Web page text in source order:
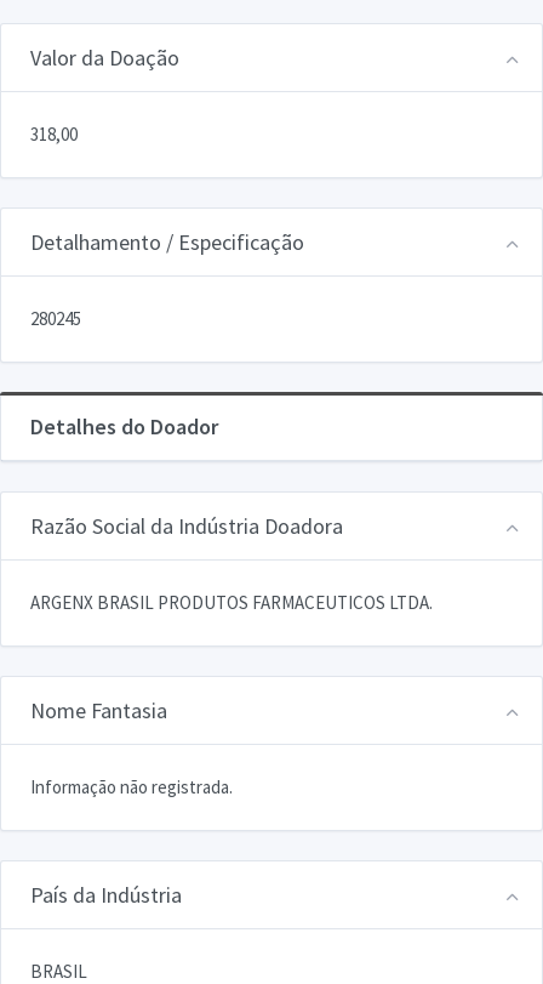
Valor da Doação
318,00
Detalhamento / Especificação
280245
Detalhes do Doador
Razão Social da Indústria Doadora
ARGENX BRASIL PRODUTOS FARMACEUTICOS LTDA.
Nome Fantasia
Informação não registrada.
País da Indústria
BRASIL